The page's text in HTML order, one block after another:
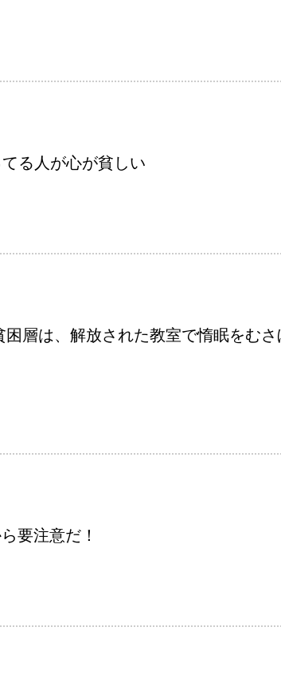
る人が心が貧しい
層は、解放された教室で惰眠をむ
要注意だ！